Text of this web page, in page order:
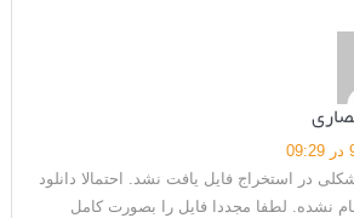
در استخراج فایل یافت نشد. احتمالا دانلود
نشده. لطفا مجددا فایل را بصورت کامل